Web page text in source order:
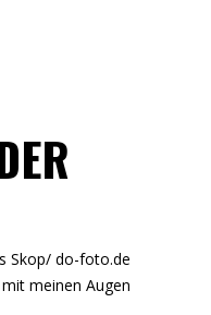
Skop/ do-foto.de
meinen Augen